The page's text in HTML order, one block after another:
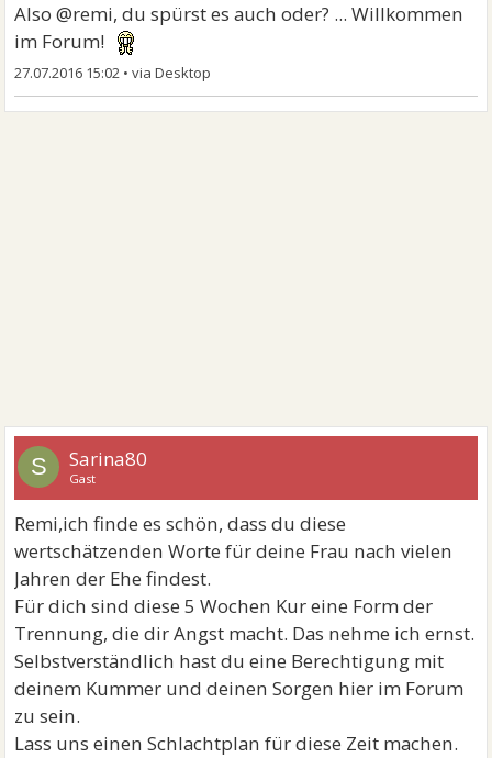
Also @remi, du spürst es auch oder? ... Willkommen
im Forum!
27.07.2016 15:02 •
S Sarina80
Gast
Remi,ich finde es schön, dass du diese
wertschätzenden Worte für deine Frau nach vielen
Jahren der Ehe findest.
Für dich sind diese 5 Wochen Kur eine Form der
Trennung, die dir Angst macht. Das nehme ich ernst.
Selbstverständlich hast du eine Berechtigung mit
deinem Kummer und deinen Sorgen hier im Forum
zu sein.
Lass uns einen Schlachtplan für diese Zeit machen.